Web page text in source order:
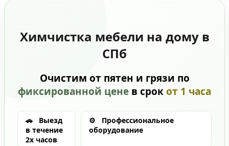
Химчистка мебели на дому в
СПб
Очистим от пятен и грязи по
фиксированной цене в срокот 1 часа
🚗
Выезд
в течение
2х часов
⚙️
Профессиональное
оборудование